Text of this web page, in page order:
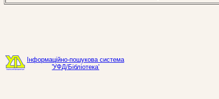
Інформаційно-пошукова система
'УФД/Бібліотека'